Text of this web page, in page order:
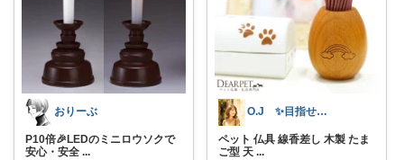
おりーぶ
P10倍🎉LEDのミニロウソクで
安心・安全 ...
O.J ✨目指せ、少し素敵な暮らし✨
ペット 仏具 線香差し 木製 たま
ご型 天 ...